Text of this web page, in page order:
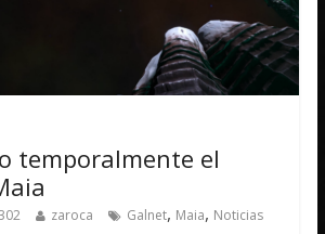
temporalmente el
zaroca Galnet, Maia, Noticias